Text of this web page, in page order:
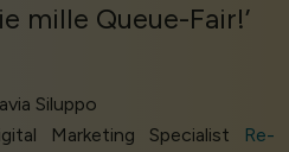
mille Queue-Fair!’
Siluppo
Marketing Specialist
Re-